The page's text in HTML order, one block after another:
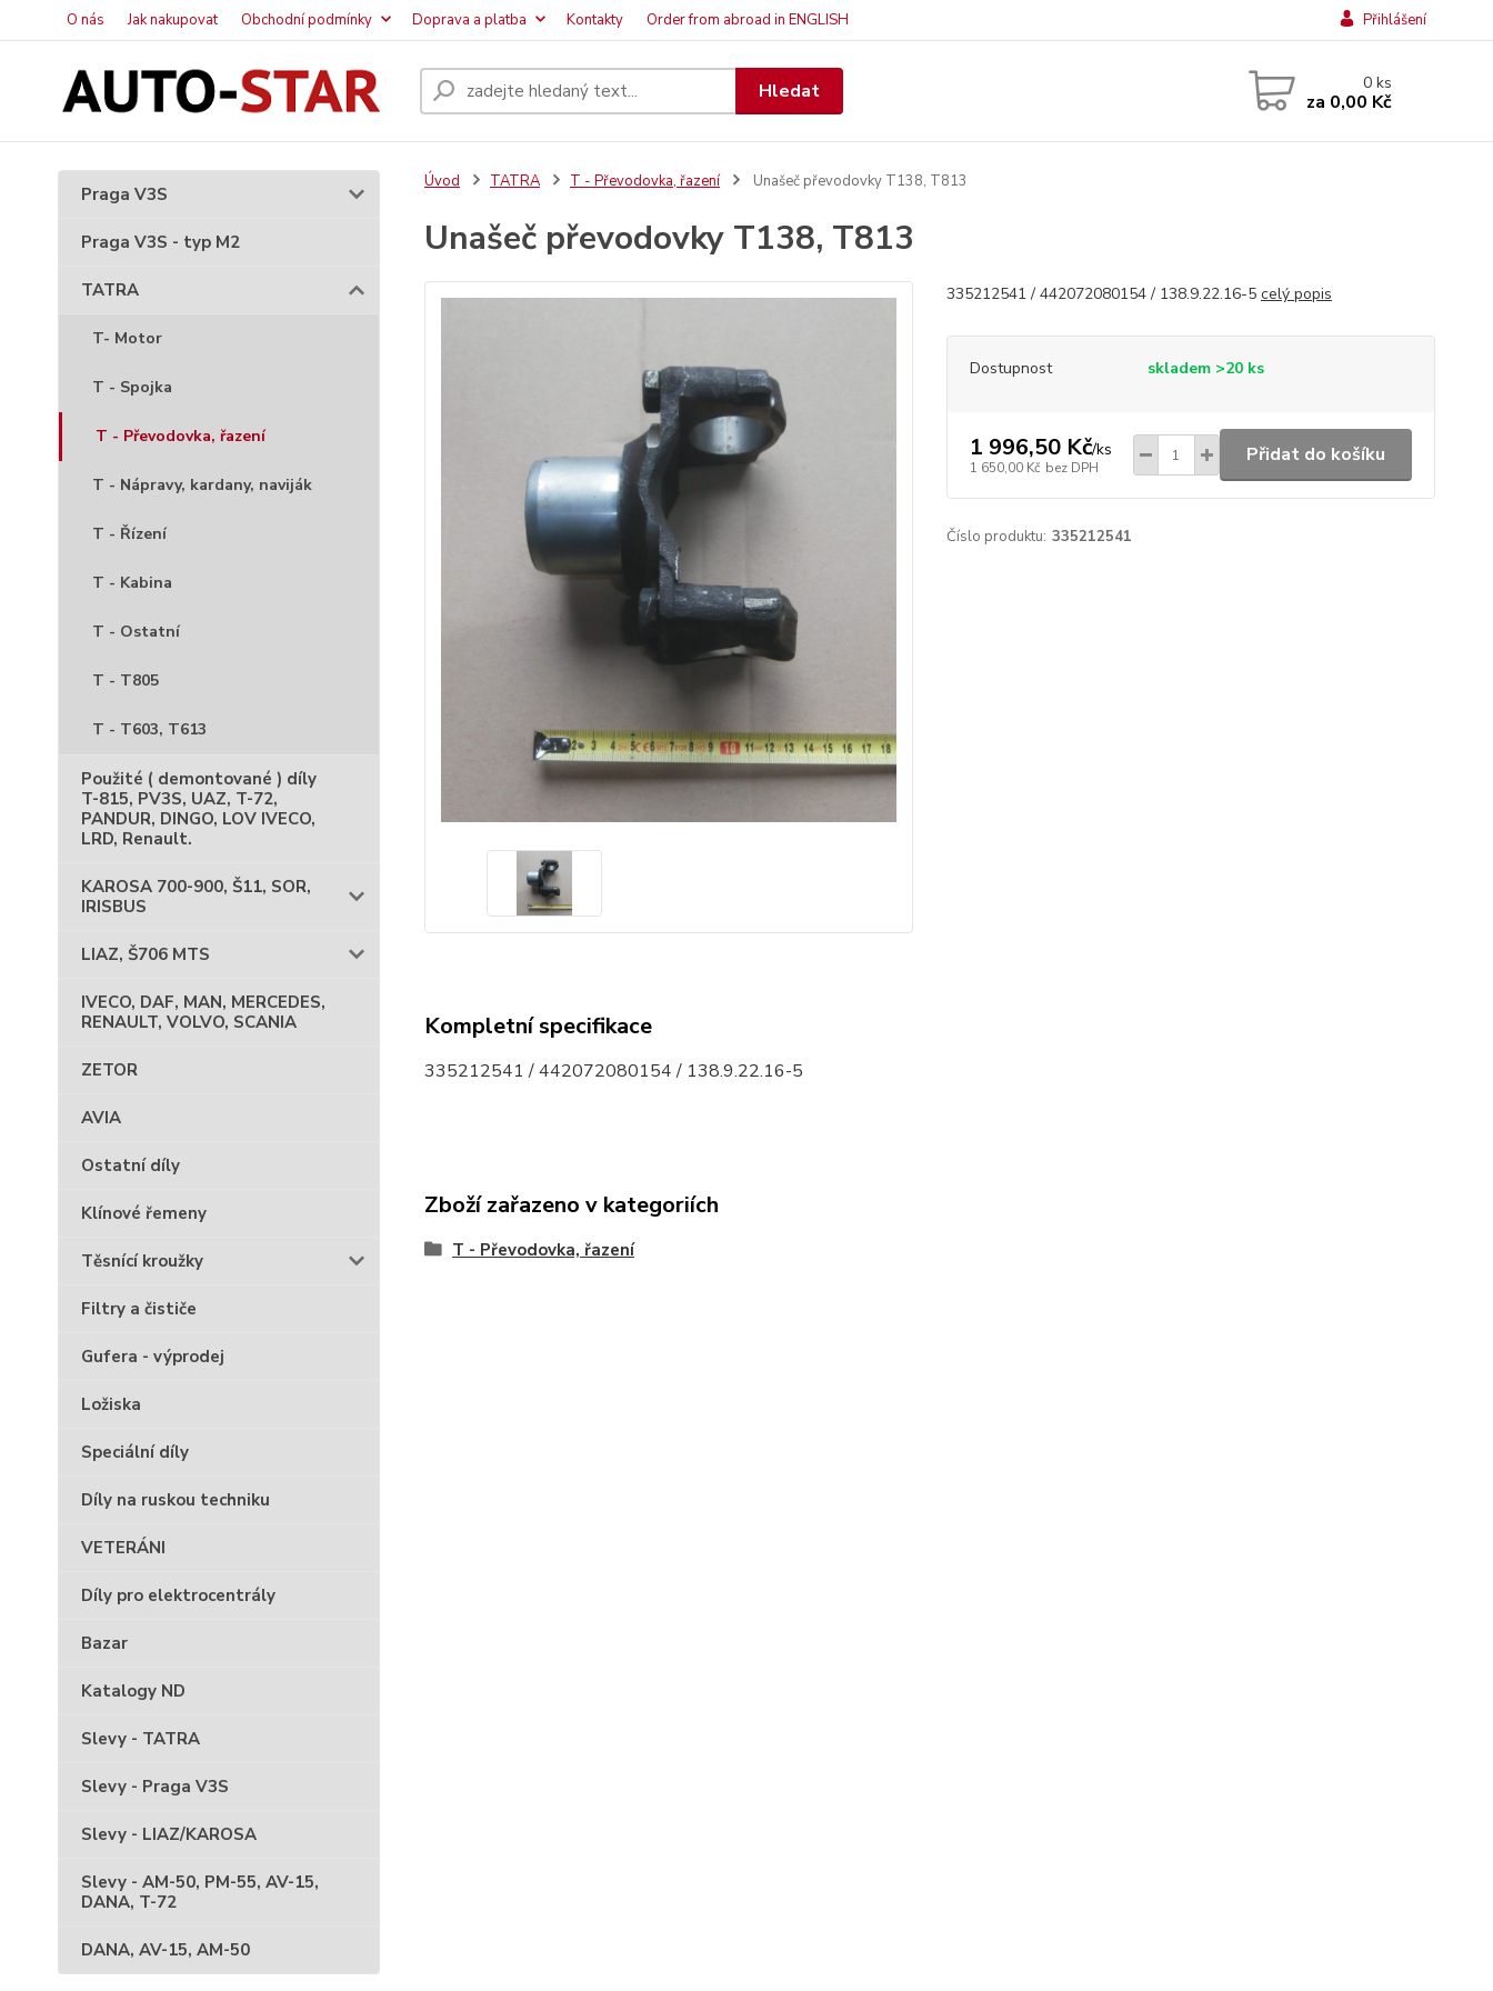
O nás Jak nakupovat Obchodní podmínky Doprava a platba Kontakty Order from abroad in ENGLISH Přihlášení
Hledat 0ks
za 0,00 Kč
Praga V3S
Praga V3S - typ M2
TATRA
T- Motor
T - Spojka
T - Převodovka, řazení
T - Nápravy, kardany, naviják
T - Řízení
T - Kabina
T - Ostatní
T - T805
T - T603, T613
Použité ( demontované ) díly
T-815, PV3S, UAZ, T-72,
PANDUR, DINGO, LOV IVECO,
LRD, Renault.
KAROSA 700-900, Š11, SOR,
IRISBUS
LIAZ, Š706 MTS
IVECO, DAF, MAN, MERCEDES,
RENAULT, VOLVO, SCANIA
ZETOR
AVIA
Ostatní díly
Klínové řemeny
Těsnící kroužky
Filtry a čističe
Gufera - výprodej
Ložiska
Speciální díly
Díly na ruskou techniku
VETERÁNI
Díly pro elektrocentrály
Bazar
Katalogy ND
Slevy - TATRA
Slevy - Praga V3S
Slevy - LIAZ/KAROSA
Slevy - AM-50, PM-55, AV-15,
DANA, T-72
DANA, AV-15, AM-50
Úvod TATRA T - Převodovka, řazení Unašeč převodovky T138, T813
Unašeč převodovky T138, T813
335212541 / 442072080154 / 138.9.22.16-5 celý popis
Dostupnost skladem >20 ks
1 996,50 Kč/ks
1 650,00 Kč bez DPH
Přidat do košíku
Číslo produktu: 335212541
Kompletní specifikace
335212541 / 442072080154 / 138.9.22.16-5
Zboží zařazeno v kategoriích
T - Převodovka, řazení